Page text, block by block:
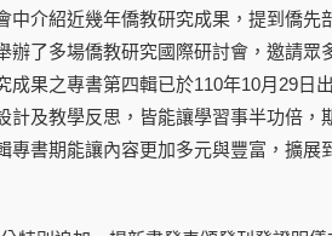
中介紹近幾年僑教研究成果，提到僑
辦了多場僑教研究國際研討會，邀請
成果之專書第四輯已於110年10月29
計及教學反思，皆能讓學習事半功倍
專書期能讓內容更加多元與豐富，擴